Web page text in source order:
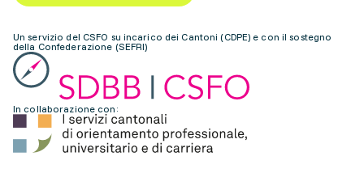
Un servizio del CSFO su incarico dei Cantoni (CDPE) e con il sostegno
della Confederazione (SEFRI)
In collaborazione con: